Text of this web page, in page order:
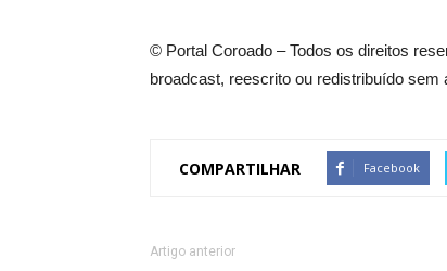
© Portal Coroado – Todos os direitos
broadcast, reescrito ou redistribuído sem
COMPARTILHAR Facebook
Artigo anterior